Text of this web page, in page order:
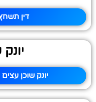
דין
יונק שוכן